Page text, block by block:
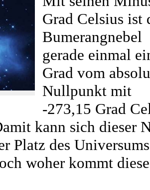
Grad Celsius ist
Bumerangnebel
gerade einmal
Grad vom
Nullpunkt mit
-273,15 Grad
kann sich dieser
Platz des Universums
woher kommt diese